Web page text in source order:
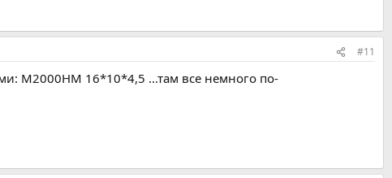
#11
М2000НМ 16*10*4,5 ...там все немного по-